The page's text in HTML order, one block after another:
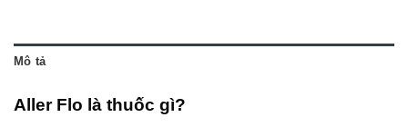
Mô tả
Aller Flo là thuốc gì?